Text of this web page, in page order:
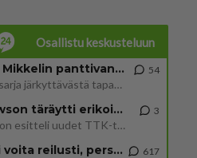
Osallistu keskusteluun
Muistatko Mikkelin panttivankidraaman?
Uusi draamasarja järkyttävästä tapauksesta on tulossa. Tositapahtumiin perustuva sarja ammentaa vuoden 1986 Mikkelin pan
54
Ernest Lawson täräytti erikoisen heiton TTK-lehdistötilaisuudessa: " Onko tässä tarkoituksena...?"
Ernest Lawson esitteli uudet TTK-tähtioppilaat ja opettajat torstaina 6.8. lehdistölle. Tulevalla kaudella on yksi hausk
3
Jos SDP ei voita reilusti, persut kumoavat demokratian Suomesta 617